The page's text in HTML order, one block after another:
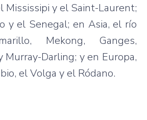
Mississipi y el Saint-Laurent;
y el Senegal; en Asia, el río
Mekong, Ganges,
Murray-Darling; y en Europa,
el Volga y el Ródano.